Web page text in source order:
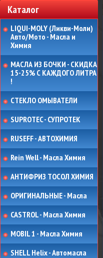
Каталог
LIQUI-MOLY (Ликви-Моли)
Авто/Мото - Масла и
Химия
МАСЛА ИЗ БОЧКИ - СКИДКА
15-25% С КАЖДОГО ЛИТРА
!
СТЕКЛО ОМЫВАТЕЛИ
SUPROTEC - СУПРОТЕК
RUSEFF - АВТОХИМИЯ
Rein Well - Масла Химия
АНТИФРИЗ ТОСОЛ ХИМИЯ
ОРИГИНАЛЬНЫЕ - Масла
CASTROL - Масла Химия
MOBIL 1 - Масла Химия
SHELL Helix - Автомасла